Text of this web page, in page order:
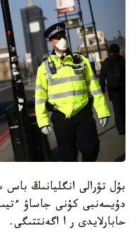
بۇل تۋرالى انگليانىڭ
دۇيسەنبى كۇنى جاساۋ
حابارلايدى ر ا اگەنتتىگى.